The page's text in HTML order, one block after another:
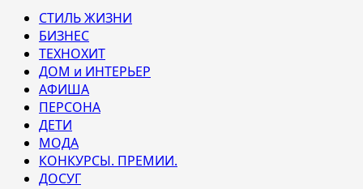
СТИЛЬ ЖИЗНИ
БИЗНЕС
ТЕХНОХИТ
ДОМ и ИНТЕРЬЕР
АФИША
ПЕРСОНА
ДЕТИ
МОДА
КОНКУРСЫ. ПРЕМИИ.
ДОСУГ